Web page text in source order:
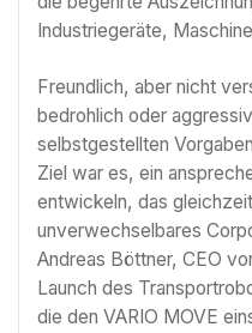
Industriegeräte,
Freundlich, aber nicht
bedrohlich oder
selbstgestellten
Ziel war es, ein
entwickeln, das
unverwechselbares
Andreas Böttner, CEO
Launch des
die den VARIO MOVE